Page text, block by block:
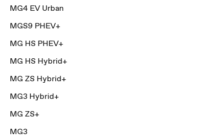
MG4 EV Urban
MGS9 PHEV+
MG HS PHEV+
MG HS Hybrid+
MG ZS Hybrid+
MG3 Hybrid+
MG ZS+
MG3